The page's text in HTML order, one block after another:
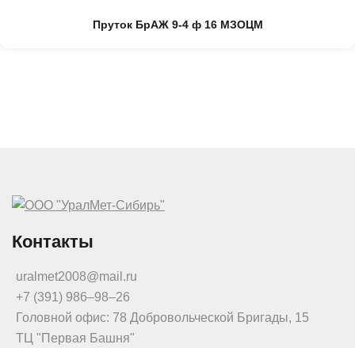
Пруток БрАЖ 9-4 ф 16 МЗОЦМ
Контакты
uralmet2008@mail.ru
+7 (391) 986‒98‒26
Головной офис: 78 Добровольческой Бригады, 15
ТЦ "Первая Башня"